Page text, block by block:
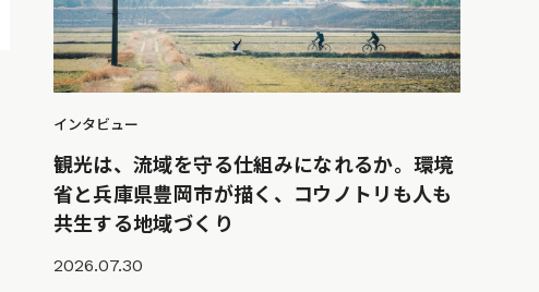
インタビュー
観光は、流域を守る仕組みになれるか。環境
省と兵庫県豊岡市が描く、コウノトリも人も
共生する地域づくり
2026.07.30